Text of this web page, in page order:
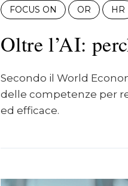
FOCUS ON OR HR
Oltre l’AI:
Secondo il World
delle competenze per
ed efficace.